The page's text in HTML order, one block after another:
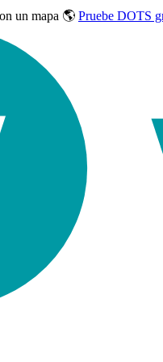
un mapa 🌎 Pruebe DOTS